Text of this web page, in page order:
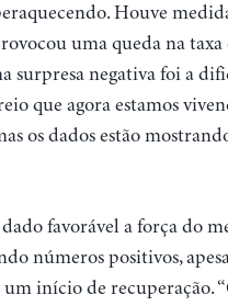
Houve
uma queda na
surpresa negativa foi a
que agora estamos
os dados estão
favorável a força do
números positivos,
início de recuperação.